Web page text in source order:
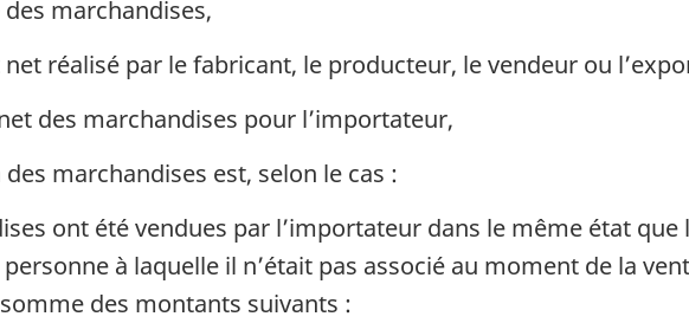
marchandises,
réalisé par le fabricant, le producteur, le vendeur ou
des marchandises pour l’importateur,
marchandises est, selon le cas :
ont été vendues par l’importateur dans le même état
à laquelle il n’était pas associé au moment de la
des montants suivants :